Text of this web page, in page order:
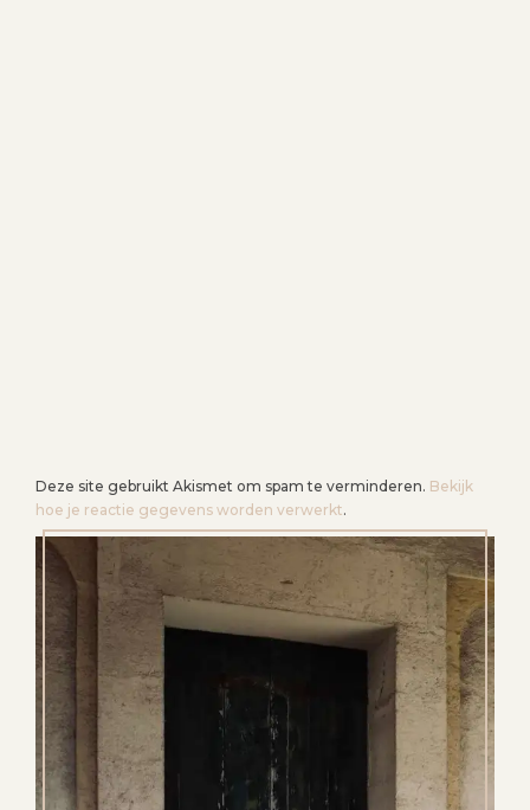
Deze site gebruikt Akismet om spam te verminderen. Bekijk
hoe je reactie gegevens worden verwerkt.